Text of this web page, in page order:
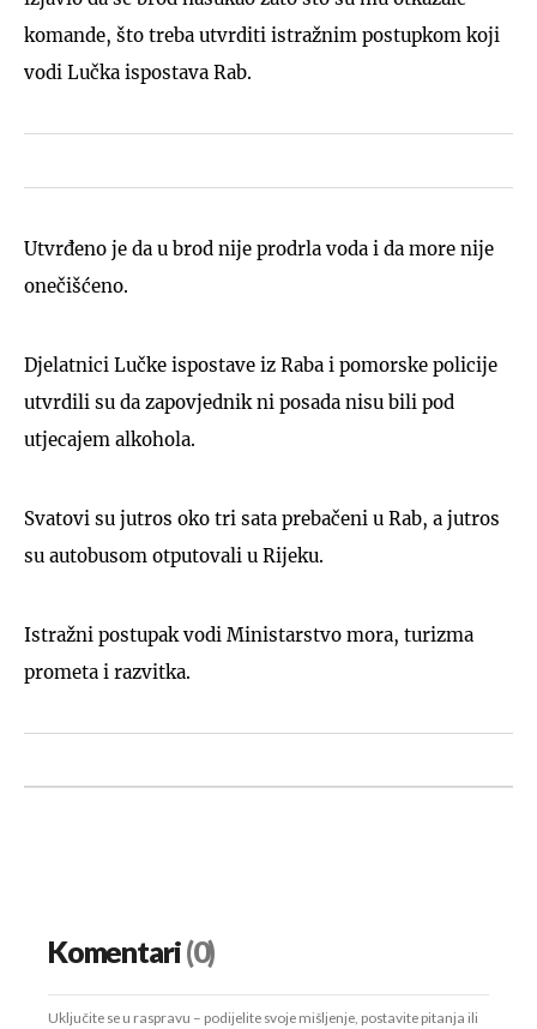
komande, što treba utvrditi istražnim postupkom koji
vodi Lučka ispostava Rab.
Utvrđeno je da u brod nije prodrla voda i da more nije
onečišćeno.
Djelatnici Lučke ispostave iz Raba i pomorske policije
utvrdili su da zapovjednik ni posada nisu bili pod
utjecajem alkohola.
Svatovi su jutros oko tri sata prebačeni u Rab, a jutros
su autobusom otputovali u Rijeku.
Istražni postupak vodi Ministarstvo mora, turizma
prometa i razvitka.
Komentari(0)
Uključite se u raspravu – podijelite svoje mišljenje, postavite pitanja ili